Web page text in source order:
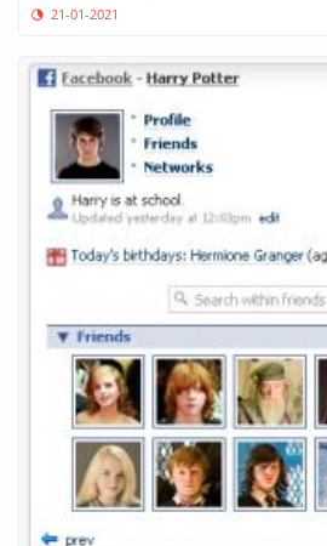
21-01-2021